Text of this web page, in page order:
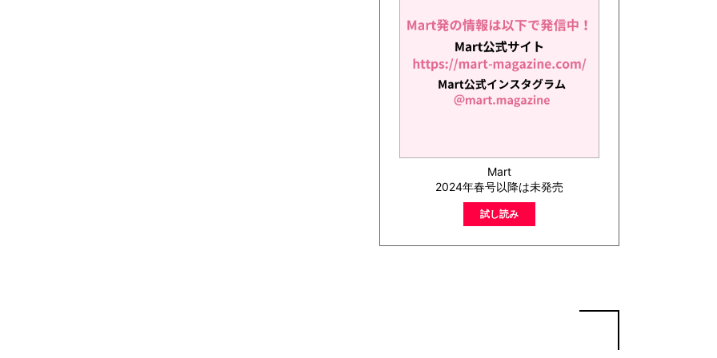
Mart
2024年春号以降は未発売
試し読み